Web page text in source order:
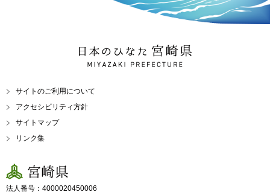
日本のひなた 宮崎県
MIYAZAKI PREFECTURE
サイトのご利用について
アクセシビリティ方針
サイトマップ
リンク集
宮崎県
法人番号：4000020450006